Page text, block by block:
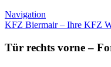
Navigation
KFZ Biermair – Ihre KFZ
Tür rechts vorne –